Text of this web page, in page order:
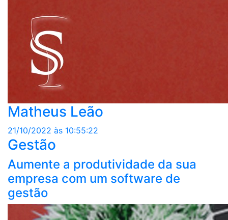
Matheus Leão
21/10/2022 às 10:55:22
Gestão
Aumente a produtividade da sua
empresa com um software de
gestão